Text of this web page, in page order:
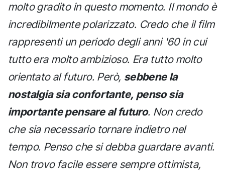
molto gradito in questo momento. Il mondo è
incredibilmente polarizzato. Credo che il film
rappresenti un periodo degli anni '60 in cui
tutto era molto ambizioso. Era tutto molto
orientato al futuro. Però, sebbene la
nostalgia sia confortante, penso sia
importante pensare al futuro. Non credo
che sia necessario tornare indietro nel
tempo. Penso che si debba guardare avanti.
Non trovo facile essere sempre ottimista,